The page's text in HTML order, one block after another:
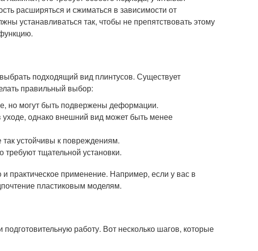
расширяться и сжиматься в зависимости от
устанавливаться так, чтобы не препятствовать этому
подходящий вид плинтусов. Существует
правильный выбор:
но могут быть подвержены деформации.
однако внешний вид может быть менее
устойчивы к повреждениям.
тщательной установки.
практическое применение. Например, если у вас в
пластиковым моделям.
подготовительную работу. Вот несколько шагов, которые